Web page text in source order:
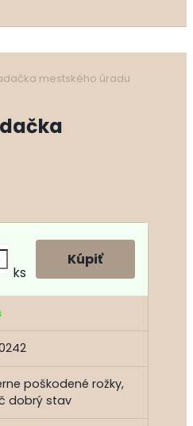
mestského úradu
poškodené rožky,
dobrý stav
ks